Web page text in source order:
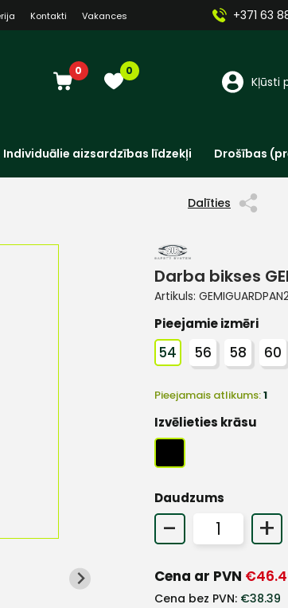
Kontakti Vakances +371 63
0 0
Kļūsti
Individuālie aizsardzības līdzekļi Drošības
Dalīties
Darba bikses
Artikuls:
Pieejamie izmēri
54 56 58 60
Pieejamais atlikums:1
Izvēlieties krāsu
Daudzums
- +
Cena ar PVN €
Cena bez PVN: €38.39